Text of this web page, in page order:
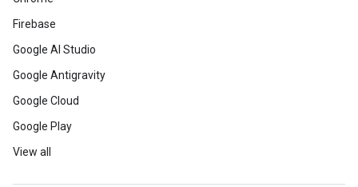
Firebase
Google AI Studio
Google Antigravity
Google Cloud
Google Play
View all